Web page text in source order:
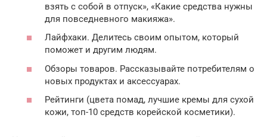
взять с собой в отпуск», «Какие средства нужны
для повседневного макияжа».
Лайфхаки. Делитесь своим опытом, который
поможет и другим людям.
Обзоры товаров. Рассказывайте потребителям о
новых продуктах и аксессуарах.
Рейтинги (цвета помад, лучшие кремы для сухой
кожи, топ-10 средств корейской косметики).